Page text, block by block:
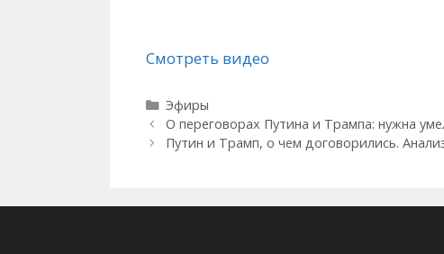
Смотреть видео
Рубрики
Эфиры
О переговорах Путина и Трампа: нужна
Путин и Трамп, о чем договорились.